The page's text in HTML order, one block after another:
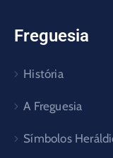
Freguesia
História
A Freguesia
Símbolos